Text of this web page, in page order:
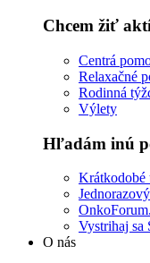
Chcem žiť
Centrá
Relaxačné
Rodinná
Výlety
Hľadám inú
Krátkodobé
Vystrihaj sa
O nás